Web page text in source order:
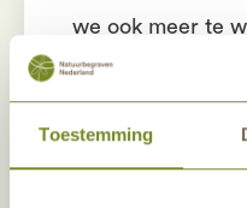
Toestemming
we ook meer te
Zo houdt -ie niet
zal daarom
bossen met enkel
afgevallen